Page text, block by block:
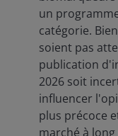
un
catégorie.
soient pas
publication
2026 soit
influencer
plus précoce
marché à